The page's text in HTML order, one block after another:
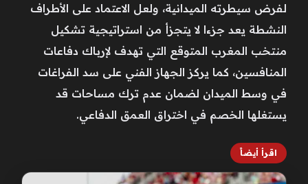
لفرض سيطرته الميدانية، ولعل الاعتماد على الأطراف
النشطة يعد جزءا لا يتجزأ من استراتيجية تشكيل
منتخب المغرب المتوقع التي تهدف لإرباك دفاعات
المنافسين، كما يركز الجهاز الفني على سد الفراغات
في وسط الميدان لضمان عدم ترك مساحات قد
يستغلها الخصم في اختراق العمق الدفاعي.
اقرأ أيضاً